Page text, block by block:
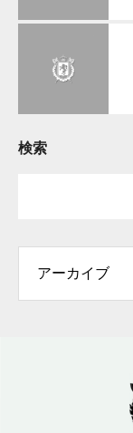
検索